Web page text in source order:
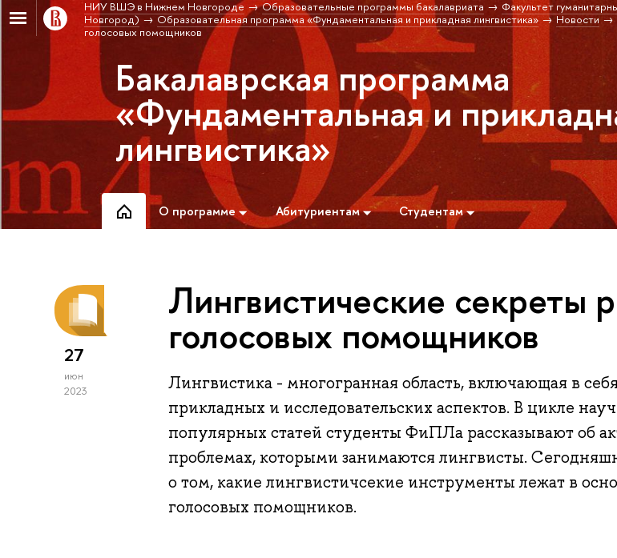
НИУ ВШЭ в Нижнем Новгороде Образовательные программы бакалавриата
Факультет
Новгород)
Образовательная программа «Фундаментальная и прикладная лингвистика» Новости
голосовых помощников
Бакалаврская программа
«Фундаментальная и
лингвистика»
О программе Абитуриентам Студентам
27
июн
2023
Лингвистические секреты
голосовых помощников
Лингвистика - многогранная область, включающая в
прикладных и исследовательских аспектов. В цикле
популярных статей студенты ФиПЛа рассказывают об
проблемах, которыми занимаются лингвисты.
о том, какие лингвистичсекие инструменты лежат в
голосовых помощников.